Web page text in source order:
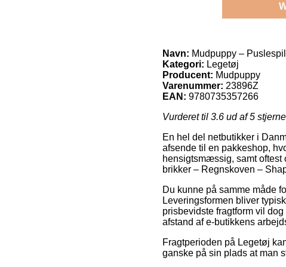
Navn: Mudpuppy –
Kategori: Legetøj
Producent: Mudpuppy
Varenummer: 23896Z
EAN: 9780735357266
Vurderet til 3.6 ud af 5
En hel del netbutikker i
afsende til en pakkeshop,
hensigtsmæssig, samt
brikker – Regnskoven –
Du kunne på samme måde
Leveringsformen bliver
prisbevidste fragtform vil
afstand af e-butikkens
Fragtperioden på Legetøj
ganske på sin plads at man